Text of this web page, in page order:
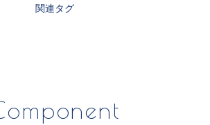
関連タグ